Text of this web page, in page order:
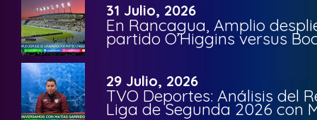
31 Julio, 2026
En Rancagua, Amplio
partido O’Higgins versus
29 Julio, 2026
TVO Deportes: Análisis del
Liga de Segunda 2026 con